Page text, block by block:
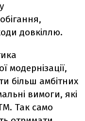
довкіллю.
модернізації,
більш амбітних
вимоги, які
Так само